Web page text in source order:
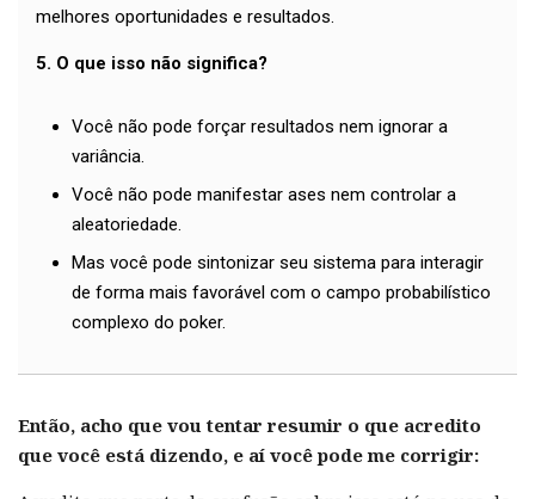
melhores oportunidades e resultados.
5. O que isso não significa?
Você não pode forçar resultados nem ignorar a
variância.
Você não pode manifestar ases nem controlar a
aleatoriedade.
Mas você pode sintonizar seu sistema para interagir
de forma mais favorável com o campo probabilístico
complexo do poker.
Então, acho que vou tentar resumir o que acredito
que você está dizendo, e aí você pode me corrigir: